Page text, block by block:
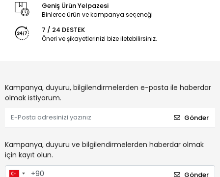
Geniş Ürün Yelpazesi
Binlerce ürün ve kampanya seçeneği
7 / 24 DESTEK
Öneri ve şikayetlerinizi bize iletebilirsiniz.
Kampanya, duyuru, bilgilendirmelerden e-posta ile haberdar
olmak istiyorum.
Gönder
Kampanya, duyuru ve bilgilendirmelerden haberdar olmak
için kayıt olun.
Gönder